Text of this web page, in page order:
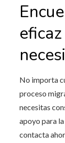
No importa
proceso
necesitas
apoyo para
contacta